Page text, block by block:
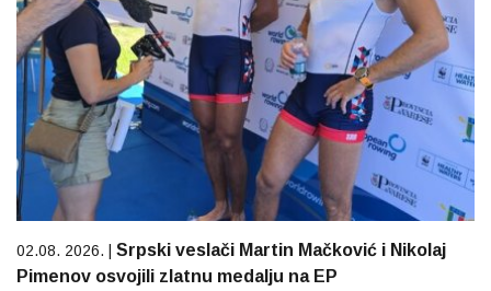
02.08. 2026. | Srpski veslači Martin Mačković i Nikolaj
Pimenov osvojili zlatnu medalju na EP